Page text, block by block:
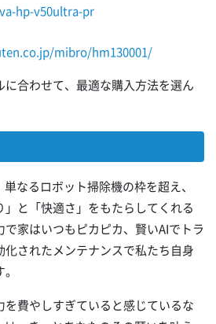
hp-v50ultra-pr
mibro/hm130001/
に合わせて、最適な購入方法を選ん
なるロボット掃除機の枠を超え、
と「快適さ」をもたらしてくれる
家はいつもピカピカ、賢いAIでトラ
化されたメンテナンスで私たち自身
を費やしすぎていると感じているな